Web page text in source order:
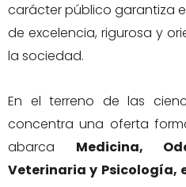
carácter público garantiza
de excelencia, rigurosa y
la sociedad.
En el terreno de las
concentra una oferta
abarca Medicina,
Veterinaria y